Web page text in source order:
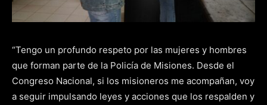
“Tengo un profundo respeto por las mujeres y hombres
que forman parte de la Policía de Misiones. Desde el
Congreso Nacional, si los misioneros me acompañan, voy
a seguir impulsando leyes y acciones que los respalden y